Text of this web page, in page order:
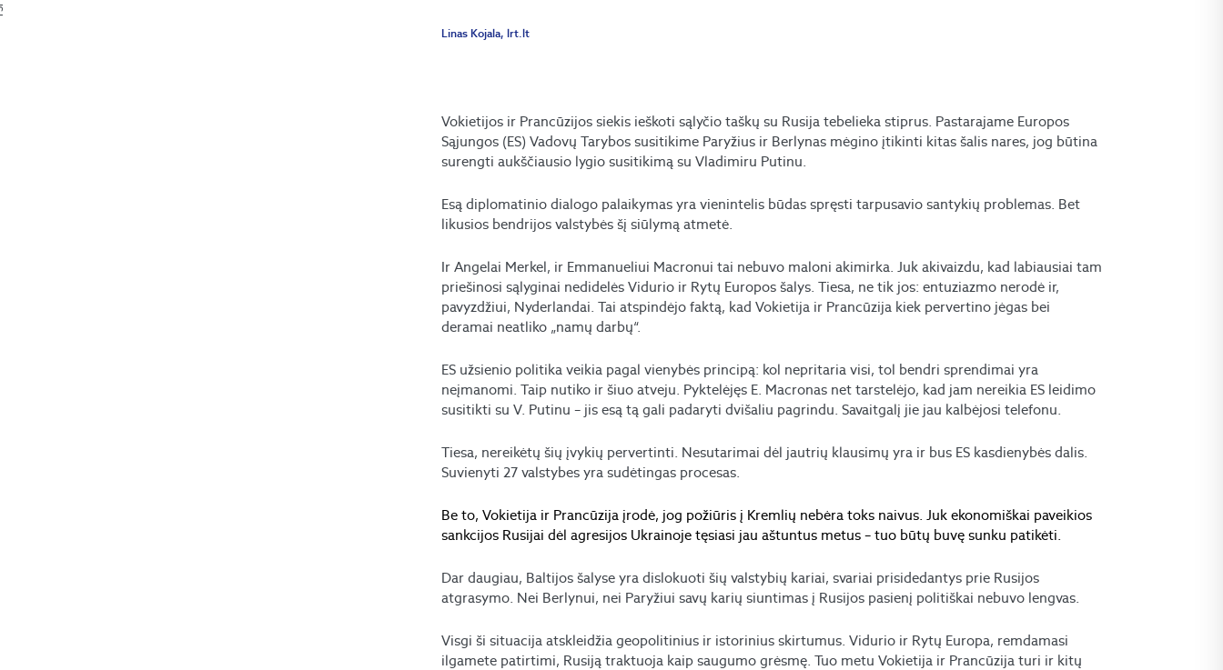
Linas Kojala, lrt.lt
Vokietijos ir Prancūzijos siekis ieškoti sąlyčio taškų su Rusija tebelieka stiprus. Pastarajame Europos
Sąjungos (ES) Vadovų Tarybos susitikime Paryžius ir Berlynas mėgino įtikinti kitas šalis nares, jog būtina
surengti aukščiausio lygio susitikimą su Vladimiru Putinu.
Esą diplomatinio dialogo palaikymas yra vienintelis būdas spręsti tarpusavio santykių problemas. Bet
likusios bendrijos valstybės šį siūlymą atmetė.
Ir Angelai Merkel, ir Emmanueliui Macronui tai nebuvo maloni akimirka. Juk akivaizdu, kad labiausiai tam
priešinosi sąlyginai nedidelės Vidurio ir Rytų Europos šalys. Tiesa, ne tik jos: entuziazmo nerodė ir,
pavyzdžiui, Nyderlandai. Tai atspindėjo faktą, kad Vokietija ir Prancūzija kiek pervertino jėgas bei
deramai neatliko „namų darbų“.
ES užsienio politika veikia pagal vienybės principą: kol nepritaria visi, tol bendri sprendimai yra
neįmanomi. Taip nutiko ir šiuo atveju. Pyktelėjęs E. Macronas net tarstelėjo, kad jam nereikia ES leidimo
susitikti su V. Putinu – jis esą tą gali padaryti dvišaliu pagrindu. Savaitgalį jie jau kalbėjosi telefonu.
Tiesa, nereikėtų šių įvykių pervertinti. Nesutarimai dėl jautrių klausimų yra ir bus ES kasdienybės dalis.
Suvienyti 27 valstybes yra sudėtingas procesas.
Be to, Vokietija ir Prancūzija įrodė, jog požiūris į Kremlių nebėra toks naivus. Juk ekonomiškai paveikios
sankcijos Rusijai dėl agresijos Ukrainoje tęsiasi jau aštuntus metus – tuo būtų buvę sunku patikėti.
Dar daugiau, Baltijos šalyse yra dislokuoti šių valstybių kariai, svariai prisidedantys prie Rusijos
atgrasymo. Nei Berlynui, nei Paryžiui savų karių siuntimas į Rusijos pasienį politiškai nebuvo lengvas.
Visgi ši situacija atskleidžia geopolitinius ir istorinius skirtumus. Vidurio ir Rytų Europa, remdamasi
ilgamete patirtimi, Rusiją traktuoja kaip saugumo grėsmę. Tuo metu Vokietija ir Prancūzija turi ir kitų